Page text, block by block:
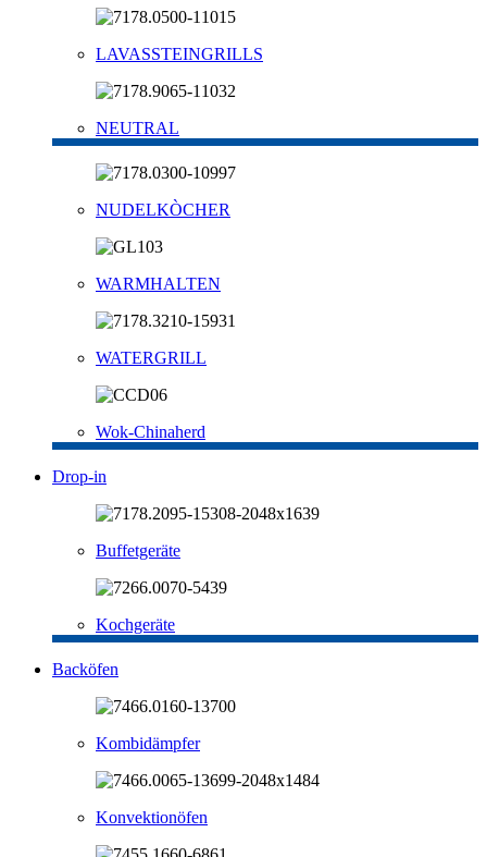
LAVASSTEINGRILLS
NEUTRAL
NUDELKÒCHER
WARMHALTEN
WATERGRILL
Wok-Chinaherd
Drop-in
Buffetgeräte
Kochgeräte
Backöfen
Kombidämpfer
Konvektionöfen